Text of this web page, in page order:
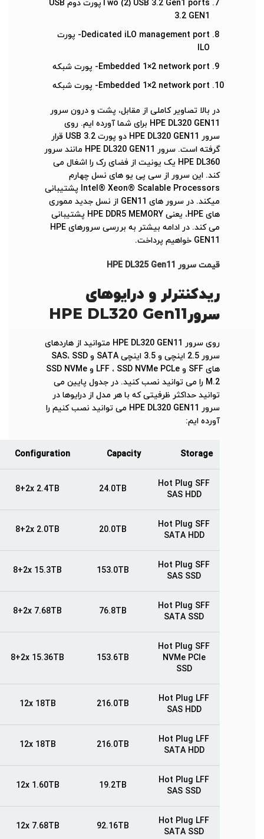
Two (2) USB 3.2 Gen1 portsپورت دوم USB
3.2 GEN1
Dedicated iLO management port- پورت
ILO
Embedded 1×2 network port- پورت شبکه
Embedded 1×2 network port- پورت شبکه
در بالا تصاویر کاملی از مقابل، پشت و درون سرور
HPE DL320 GEN11 برای شما آورده ایم. روی
سرور HPE DL320 GEN11 دو پورت USB 3.2 قرار
گرفته است. سرور HPE DL320 GEN11 مانند سرور
HPE DL360 یک یونیت از فضای رک را اشغال می
کند. این سرور از سی پی یو های نسل چهارم
Intel® Xeon® Scalable Processors پشتیبانی
میکند. در سرور های GEN11 از نسل جدید مموری
های HPE، یعنی HPE DDR5 MEMORY پشتیبانی
می کند. در ادامه بیشتر به بررسی سرورهای HPE
GEN11 خواهیم پرداخت.
قیمت سرور HPE DL325 Gen11
ریدکنترلر و درایوهای
سرورHPE DL320 Gen11
روی سرور HPE DL320 GEN11 متوانید از هاردهای
سرور 2.5 اینچی و 3.5 اینچی SATA و SAS، SSD
های SFF و LFF ، SSD NVMe PCLe و SSD NVMe
M.2 را می توانید نصب کنید. در جدول پایین می
توانید حداکثر ظرفیتی که با هر مدل از درایوها در
سرور HPE DL320 GEN11 می توانید نصب کنیم را
آورده ایم:
Storage
Capacity
Configuration
Hot Plug SFF
SAS HDD
24.0TB
8+2x 2.4TB
Hot Plug SFF
SATA HDD
20.0TB
8+2x 2.0TB
Hot Plug SFF
SAS SSD
153.0TB
8+2x 15.3TB
Hot Plug SFF
SATA SSD
76.8TB
8+2x 7.68TB
Hot Plug SFF
NVMe PCIe
SSD
153.6TB
8+2x 15.36TB
Hot Plug LFF
SAS HDD
216.0TB
12x 18TB
Hot Plug LFF
SATA HDD
216.0TB
12x 18TB
Hot Plug LFF
SAS SSD
19.2TB
12x 1.60TB
Hot Plug LFF
SATA SSD
92.16TB
12x 7.68TB